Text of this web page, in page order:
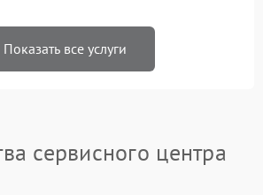
Показать все услуги
сервисного центра